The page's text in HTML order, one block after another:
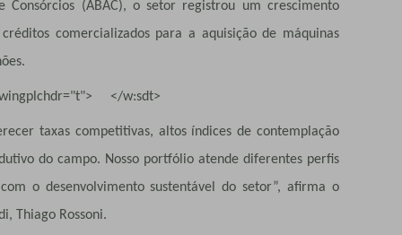
Consórcios (ABAC), o setor registrou um crescimento
comercializados para a aquisição de máquinas
</w:sdt>
taxas competitivas, altos índices de contemplação
do campo. Nosso portfólio atende diferentes perfis
o desenvolvimento sustentável do setor”, afirma o
Thiago Rossoni.